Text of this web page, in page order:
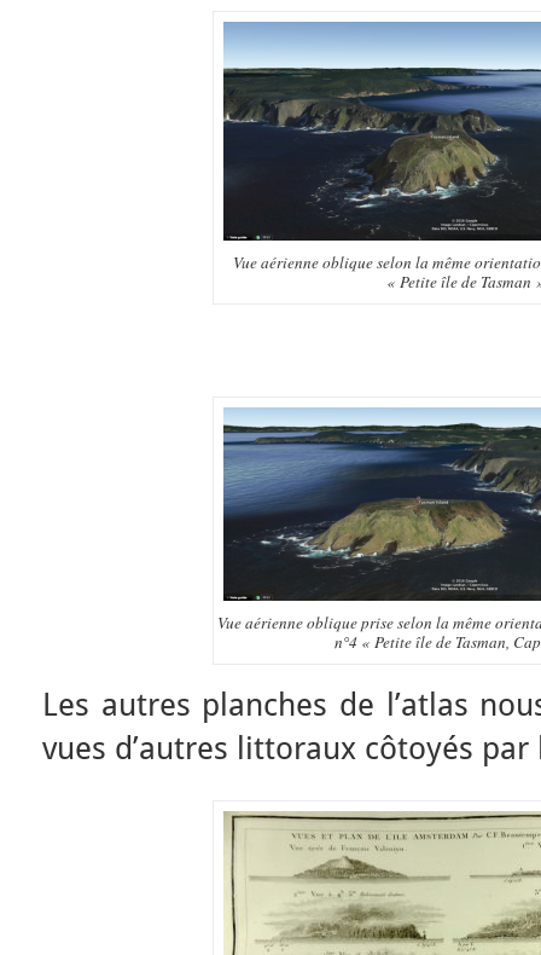
Vue aérienne oblique selon la même
« Petite île de Tasman
Vue aérienne oblique prise selon la même
n°4 « Petite île de Tasman,
Les autres planches de l’atlas
vues d’autres littoraux côtoyés par